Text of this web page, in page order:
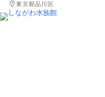
東京都品川区